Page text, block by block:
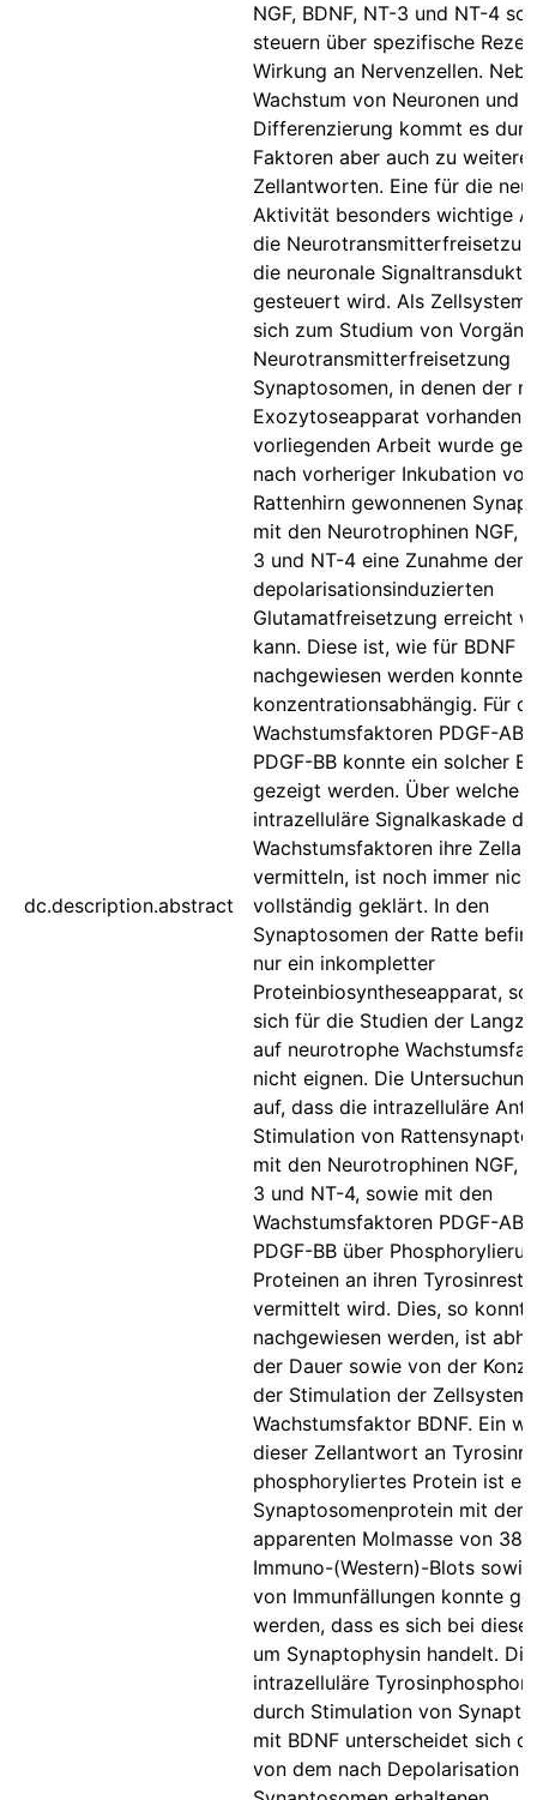
dc.description.abstract
NGF, BDNF, NT-3 und NT-4
steuern über spezifische
Wirkung an Nervenzellen.
Wachstum von Neuronen und
Differenzierung kommt es
Faktoren aber auch zu
Zellantworten. Eine für die
Aktivität besonders wichtige
die
die neuronale
gesteuert wird. Als Zellsystem
sich zum Studium von
Neurotransmitterfreisetzung
Synaptosomen, in denen der
Exozytoseapparat vorhanden
vorliegenden Arbeit wurde
nach vorheriger Inkubation
Rattenhirn gewonnenen
mit den Neurotrophinen NGF,
3 und NT-4 eine Zunahme der
depolarisationsinduzierten
Glutamatfreisetzung erreicht
kann. Diese ist, wie für BDNF
nachgewiesen werden konnte,
konzentrationsabhängig. Für
Wachstumsfaktoren PDGF-AB
PDGF-BB konnte ein solcher
gezeigt werden. Über welche
intrazelluläre Signalkaskade
Wachstumsfaktoren ihre
vermitteln, ist noch immer
vollständig geklärt. In den
Synaptosomen der Ratte
nur ein inkompletter
Proteinbiosyntheseapparat, so
sich für die Studien der
auf neurotrophe
nicht eignen. Die
auf, dass die intrazelluläre
Stimulation von
mit den Neurotrophinen NGF,
3 und NT-4, sowie mit den
Wachstumsfaktoren PDGF-AB
PDGF-BB über
Proteinen an ihren
vermittelt wird. Dies, so konnte
nachgewiesen werden, ist
der Dauer sowie von der
der Stimulation der
Wachstumsfaktor BDNF. Ein
dieser Zellantwort an
phosphoryliertes Protein ist ein
Synaptosomenprotein mit der
apparenten Molmasse von 38
Immuno-(Western)-Blots
von Immunfällungen konnte
werden, dass es sich bei
um Synaptophysin handelt. Die
intrazelluläre
durch Stimulation von
mit BDNF unterscheidet sich
von dem nach Depolarisation